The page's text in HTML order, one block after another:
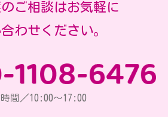
ご相談はお気軽に
わせください。
間／10:00～17:00